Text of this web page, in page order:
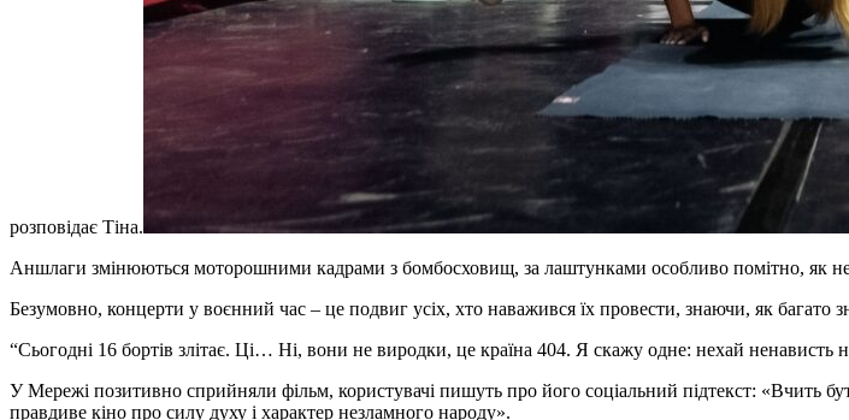
розповідає Тіна.
Аншлаги змінюються моторошними кадрами з бомбосховищ, за лаштунками особливо помітно, як
Безумовно, концерти у воєнний час – це подвиг усіх, хто наважився їх провести, знаючи, як багато
“Сьогодні 16 бортів злітає. Ці… Ні, вони не виродки, це країна 404. Я скажу одне: нехай ненависть
У Мережі позитивно сприйняли фільм, користувачі пишуть про його соціальний підтекст: «Вчить
правдиве кіно про силу духу і характер незламного народу».